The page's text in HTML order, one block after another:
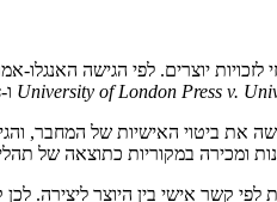
University of London Press v. ו-
את ביטוי האישיות של המחבר,
ומכירה במקוריות כתוצאה של
לפי קשר אישי בין היוצר